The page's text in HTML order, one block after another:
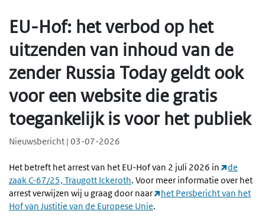
EU-Hof: het verbod op het
uitzenden van inhoud van de
zender Russia Today geldt ook
voor een website die gratis
toegankelijk is voor het publiek
Nieuwsbericht | 03-07-2026
Het betreft het arrest van het EU-Hof van 2 juli 2026 in
de
zaak C-67/25, Traugott Ickeroth. Voor meer informatie over het
arrest verwijzen wij u graag door naar
het Persbericht van het
Hof van Justitie van de Europese Unie.